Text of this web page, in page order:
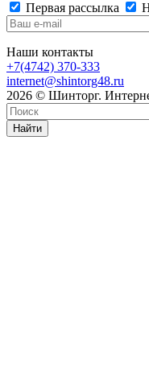
Первая рассылка
Наши контакты
+7(4742) 370-333
internet@shintorg48.ru
2026 © Шинторг.
Найти